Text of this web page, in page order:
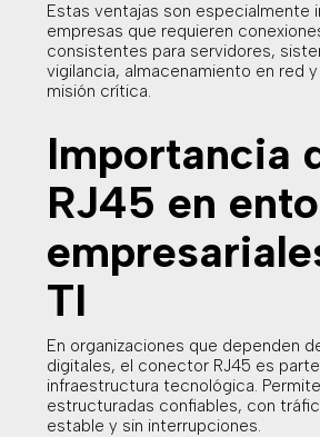
Estas ventajas son especialmente
empresas que requieren
consistentes para servidores,
vigilancia, almacenamiento en red
misión crítica.
Importancia
RJ45 en
TI
En organizaciones que dependen
digitales, el conector RJ45 es
infraestructura tecnológica.
estructuradas confiables, con
estable y sin interrupciones.